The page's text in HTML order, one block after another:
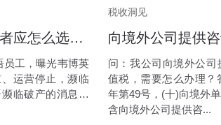
韦博英语“跑路了”！消费者应怎么选择服务商？
员工，曝光韦博英
运营停止，濒临
临破产的消息不
税收洞见
问：我公司向境外公
值税，需要怎么办理？
年第49号，(十)向境外
含向境外公司提供咨...